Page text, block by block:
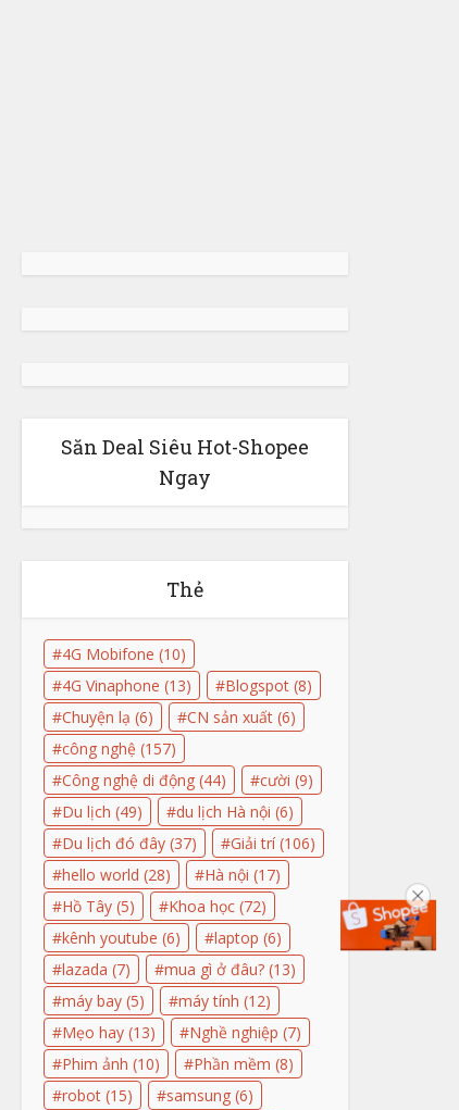
Săn Deal Siêu Hot-Shopee
Ngay
Thẻ
4G Mobifone (10)
4G Vinaphone (13) Blogspot (8)
Chuyện lạ (6) CN sản xuất (6)
công nghệ (157)
Công nghệ di động (44) cười (9)
Du lịch (49) du lịch Hà nội (6)
Du lịch đó đây (37) Giải trí(106)
hello world (28) Hà nội (17)
Hồ Tây (5) Khoa học (72)
kênh youtube (6) laptop (6)
lazada (7) mua gì ở đâu? (13)
máy bay (5) máy tính (12)
Mẹo hay (13) Nghề nghiệp (7)
Phim ảnh (10) Phần mềm (8)
robot (15) samsung (6)